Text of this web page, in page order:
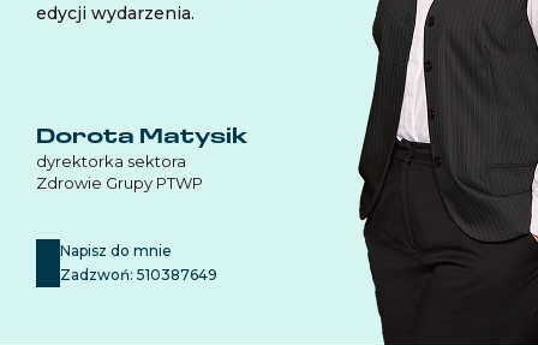
edycji wydarzenia.
Dorota Matysik
dyrektorka sektora
Zdrowie Grupy PTWP
Napisz do mnie
Zadzwoń: 510387649